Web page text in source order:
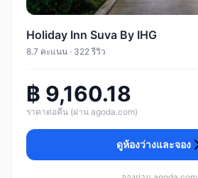
Holiday Inn Suva By IHG
8.7 คะแนน · 322 รีวิว
฿ 9,160.18
ราคาต่อคืน (ผ่าน agoda.com)
ดูห้องว่างและจอง